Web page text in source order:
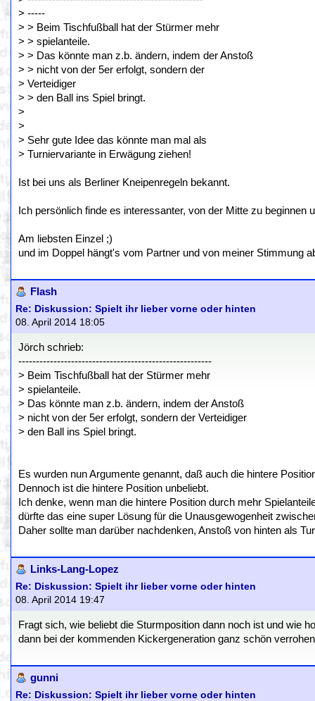
> -----
> > Beim Tischfußball hat der Stürmer mehr
> > spielanteile.
> > Das könnte man z.b. ändern, indem der Anstoß
> > nicht von der 5er erfolgt, sondern der
> Verteidiger
> > den Ball ins Spiel bringt.
>
>
> Sehr gute Idee das könnte man mal als
> Turniervariante in Erwägung ziehen!
Ist bei uns als Berliner Kneipenregeln bekannt.
Ich persönlich finde es interessanter, von der Mitte zu beginnen
Am liebsten Einzel ;)
und im Doppel hängt's vom Partner und von meiner Stimmung
Flash
Re: Diskussion: Spielt ihr lieber vorne oder hinten
08. April 2014 18:05
Jörch schrieb:
-------------------------------------------------------
> Beim Tischfußball hat der Stürmer mehr
> spielanteile.
> Das könnte man z.b. ändern, indem der Anstoß
> nicht von der 5er erfolgt, sondern der Verteidiger
> den Ball ins Spiel bringt.
Es wurden nun Argumente genannt, daß auch die hintere
Dennoch ist die hintere Position unbeliebt.
Ich denke, wenn man die hintere Position durch mehr
dürfte das eine super Lösung für die Unausgewogenheit
Daher sollte man darüber nachdenken, Anstoß von hinten als
Links-Lang-Lopez
Re: Diskussion: Spielt ihr lieber vorne oder hinten
08. April 2014 19:47
Fragt sich, wie beliebt die Sturmposition dann noch ist und wie
dann bei der kommenden Kickergeneration ganz schön
gunni
Re: Diskussion: Spielt ihr lieber vorne oder hinten